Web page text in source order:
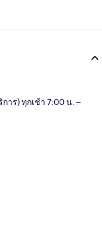
าร) ทุกเช้า 7:00 น. –